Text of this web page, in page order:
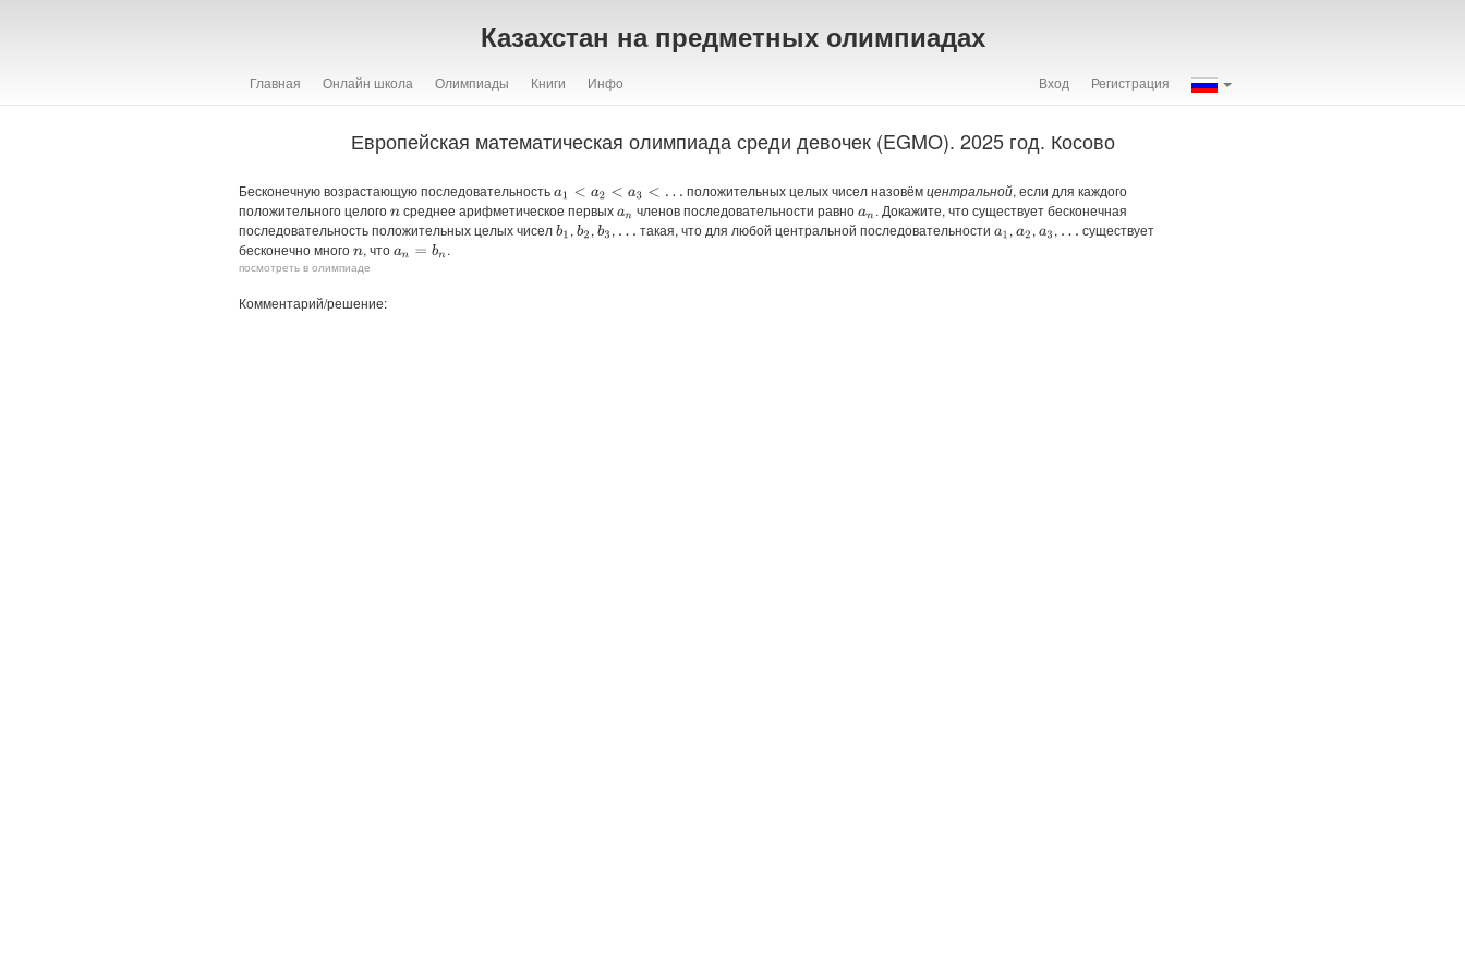
Казахстан на предметных олимпиадах
Главная Онлайн школа Олимпиады Книги Инфо Вход Регистрация
Европейская математическая олимпиада среди девочек (EGMO). 2025 год. Косово
Бесконечную возрастающую последовательностьa1 <a2<a 3< … положительных целых чисел назовёмцентральной, если для каждого
положительного целогоnсреднее арифметическое первыхan членов последовательности равноan. Докажите, что существует бесконечная
последовательность положительных целых чиселb1, b2, b3, такая, что для любой центральной последовательности a1,a2, a3,
существует
бесконечно многоn, чтоan=bn .
посмотреть в олимпиаде
Комментарий/решение: